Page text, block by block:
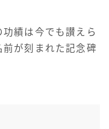
績は今でも讃えら
が刻まれた記念碑